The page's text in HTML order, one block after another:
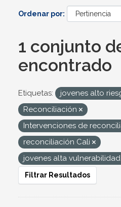
Ordenar por
1 conjunto
encontrado
Etiquetas:
jovenes alto
Reconciliación
Intervenciones de
reconciliación Cali
jovenes alta vulnerabilidad
Filtrar Resultados